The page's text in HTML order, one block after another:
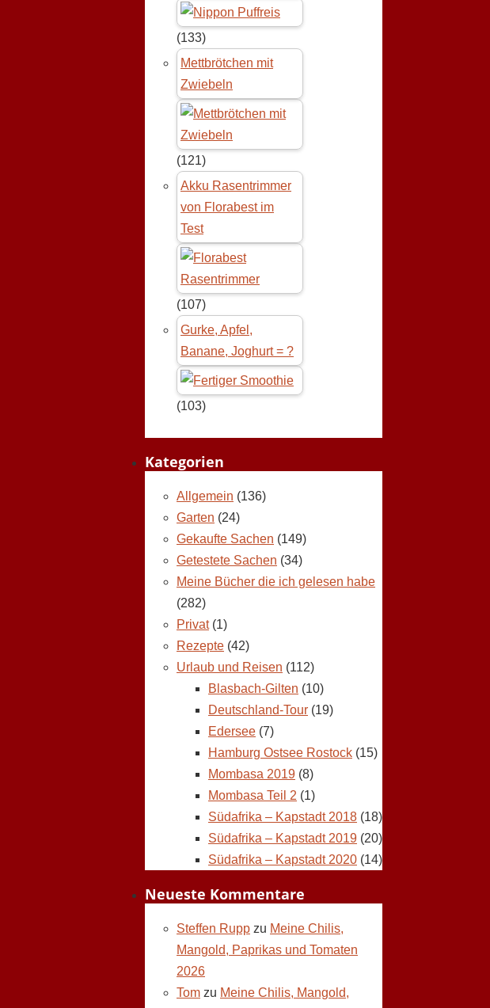
(133)
Mettbrötchen mit
Zwiebeln
(121)
Akku Rasentrimmer
von Florabest im
Test
(107)
Gurke, Apfel,
Banane, Joghurt = ?
(103)
Kategorien
Allgemein (136)
Garten (24)
Gekaufte Sachen (149)
Getestete Sachen (34)
Meine Bücher die ich gelesen habe
(282)
Privat(1)
Rezepte (42)
Urlaub und Reisen (112)
Blasbach-Gilten (10)
Deutschland-Tour (19)
Edersee (7)
Hamburg Ostsee Rostock (15)
Mombasa 2019 (8)
Mombasa Teil 2 (1)
Südafrika – Kapstadt 2018 (18)
Südafrika – Kapstadt 2019 (20)
Südafrika – Kapstadt 2020 (14)
Neueste Kommentare
Steffen Rupp zu Meine Chilis,
Mangold, Paprikas und Tomaten
2026
Tom zu Meine Chilis, Mangold,